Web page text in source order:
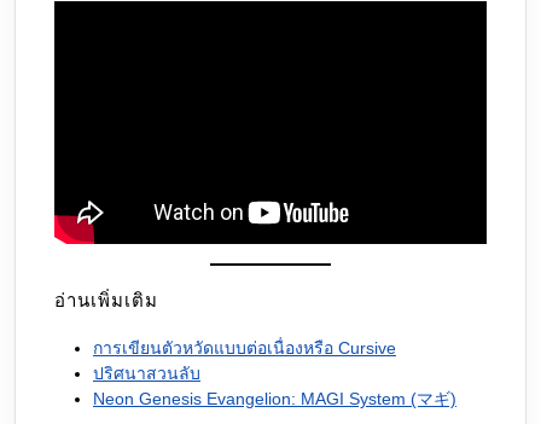
อ่านเพิ่มเติม
การเขียนตัวหวัดแบบต่อเนื่องหรือ Cursive
ปริศนาสวนลับ
Neon Genesis Evangelion: MAGI System (マギ)